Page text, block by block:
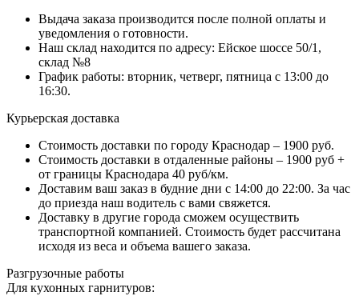
Выдача заказа производится после полной оплаты и
уведомления о готовности.
Наш склад находится по адресу: Ейское шоссе 50/1,
склад №8
График работы: вторник, четверг, пятница с 13:00 до
16:30.
Курьерская доставка
Стоимость доставки по городу Краснодар – 1900 руб.
Стоимость доставки в отдаленные районы – 1900 руб +
от границы Краснодара 40 руб/км.
Доставим ваш заказ в будние дни с 14:00 до 22:00. За час
до приезда наш водитель с вами свяжется.
Доставку в другие города сможем осуществить
транспортной компанией. Стоимость будет рассчитана
исходя из веса и объема вашего заказа.
Разгрузочные работы
Для кухонных гарнитуров: